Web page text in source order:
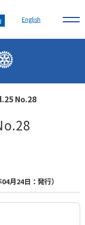
English
No.28
04月24日：発行）